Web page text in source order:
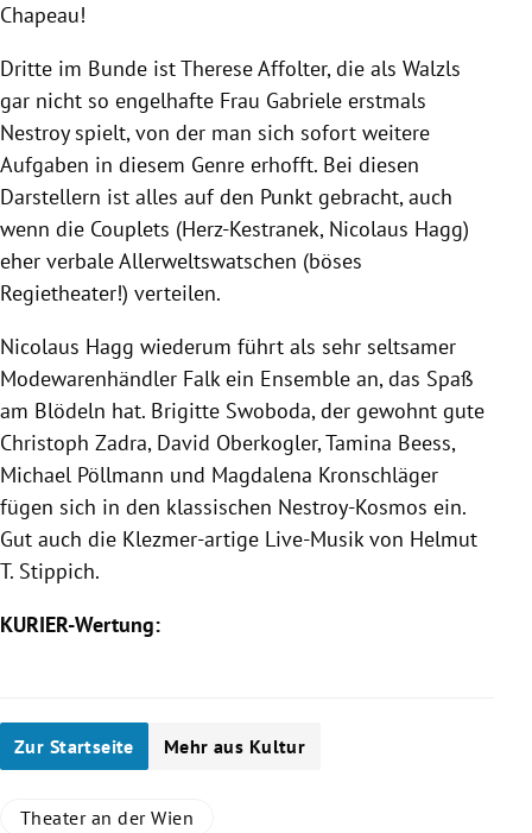
Chapeau!
Dritte im Bunde istTherese Affolter, die als Walzls
gar nicht so engelhafte Frau Gabriele erstmals
Nestroyspielt, von der man sich sofort weitere
Aufgaben in diesem Genre erhofft. Bei diesen
Darstellern ist alles auf den Punkt gebracht, auch
wenn die Couplets (Herz-Kestranek, Nicolaus Hagg)
eher verbale Allerweltswatschen (böses
Regietheater!) verteilen.
Nicolaus Hagg wiederum führt als sehr seltsamer
Modewarenhändler Falk ein Ensemble an, das Spaß
am Blödeln hat. Brigitte Swoboda, der gewohnt gute
Christoph Zadra, David Oberkogler,Tamina Beess,
Michael Pöllmann und Magdalena Kronschläger
fügen sich in den klassischen Nestroy-Kosmos ein.
Gut auch die Klezmer-artige Live-Musik von Helmut
T. Stippich.
KURIER-Wertung:
Zur Startseite Mehr aus Kultur
Theater an der Wien